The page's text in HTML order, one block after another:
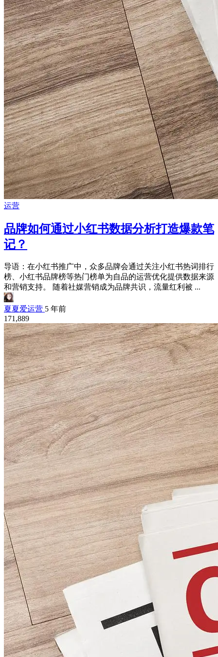
运营
品牌如何通过小红书数据分析打造爆款笔
记？
导语：在小红书推广中，众多品牌会通过关注小红书热词排行
榜、小红书品牌榜等热门榜单为自品的运营优化提供数据来源
和营销支持。 随着社媒营销成为品牌共识，流量红利被 ...
夏夏爱运营 5 年前
171,889